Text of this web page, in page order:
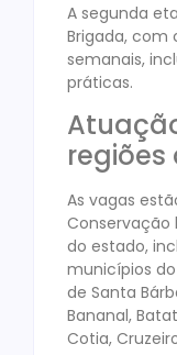
A segunda
Brigada, com
semanais,
práticas.
As vagas
Conservação
do estado,
municípios
de Santa
Bananal,
Cotia,